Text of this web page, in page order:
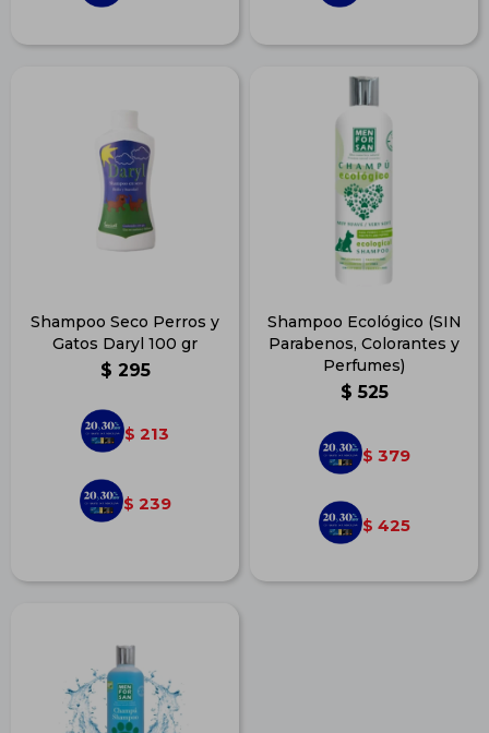
Shampoo Seco Perros y
Gatos Daryl 100 gr
$ 295
$ 213
$ 239
Shampoo Ecológico (SIN
Parabenos, Colorantes y
Perfumes)
$ 525
$ 379
$ 425